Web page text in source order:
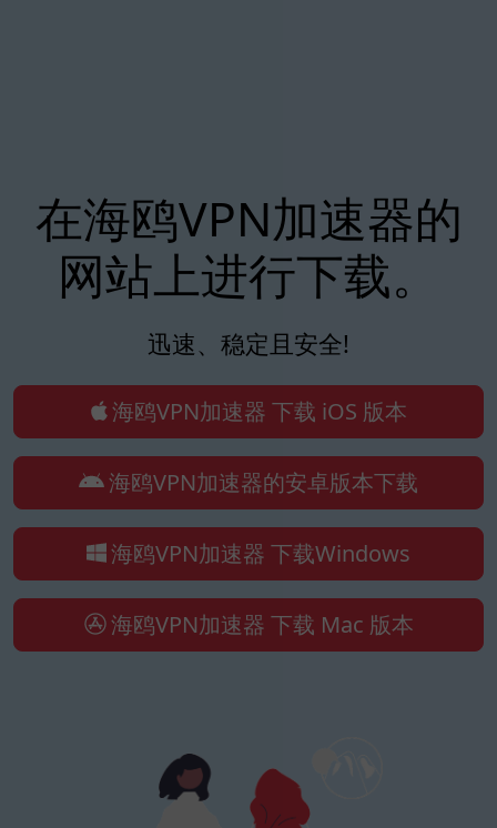
在海鸥VPN加速器的
网站上进行下载。
迅速、稳定且安全!
海鸥VPN加速器 下载 iOS 版本
海鸥VPN加速器的安卓版本下载
海鸥VPN加速器 下载Windows
海鸥VPN加速器 下载 Mac 版本